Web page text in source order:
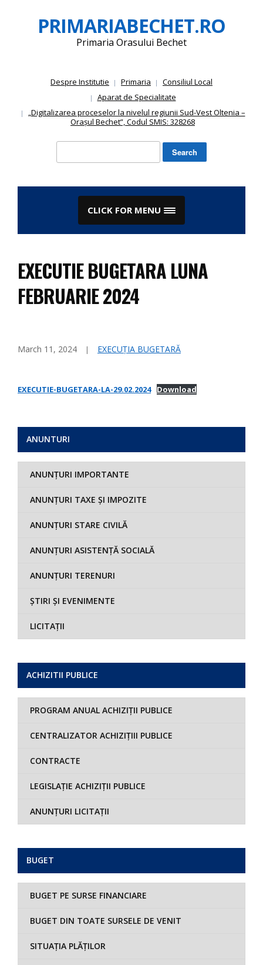
to
content
PRIMARIABECHET.RO
Primaria Orasului Bechet
Despre Institutie Primaria
Consiliul Local
Aparat de Specialitate
„Digitalizarea proceselor la nivelul regiunii Sud-Vest Oltenia –
Orașul Bechet”, Codul SMIS: 328268
CLICK FOR MENU
EXECUTIE BUGETARA LUNA
FEBRUARIE 2024
March 11, 2024 EXECUȚIA BUGETARĂ
EXECUTIE-BUGETARA-LA-29.02.2024 Download
ANUNTURI
ANUNȚURI IMPORTANTE
ANUNȚURI TAXE ȘI IMPOZITE
ANUNȚURI STARE CIVILĂ
ANUNȚURI ASISTENȚĂ SOCIALĂ
ANUNȚURI TERENURI
ȘTIRI ȘI EVENIMENTE
LICITAȚII
ACHIZITII PUBLICE
PROGRAM ANUAL ACHIZIȚII PUBLICE
CENTRALIZATOR ACHIZIȚIII PUBLICE
CONTRACTE
LEGISLAȚIE ACHIZIȚII PUBLICE
ANUNȚURI LICITAȚII
BUGET
BUGET PE SURSE FINANCIARE
BUGET DIN TOATE SURSELE DE VENIT
SITUAȚIA PLĂȚILOR